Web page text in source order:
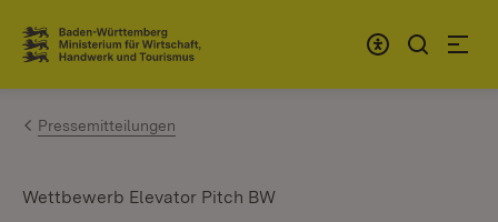
Zum Inhalt springen
Link zur Startseite
Pressemitteilungen
Wettbewerb Elevator Pitch BW